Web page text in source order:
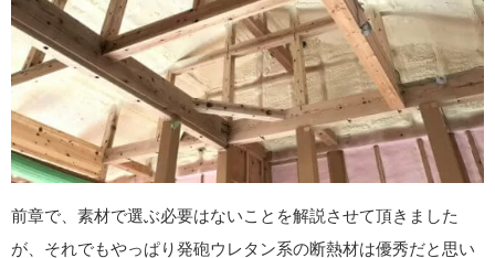
前章で、素材で選ぶ必要はないことを解説させて頂きました
が、それでもやっぱり発砲ウレタン系の断熱材は優秀だと思い